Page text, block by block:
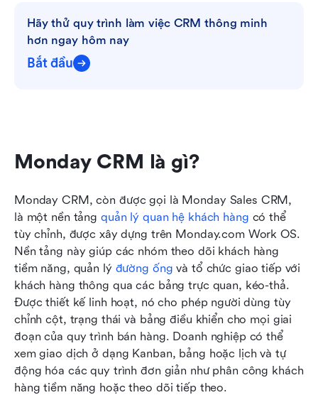
Hãy thử quy trình làm việc CRM thông minh
hơn ngay hôm nay
Bắt đầu
Monday CRM là gì?
Monday CRM, còn được gọi là Monday Sales CRM,
là một nền tảng quản lý quan hệ khách hàng có thể
tùy chỉnh, được xây dựng trên Monday.com Work OS.
Nền tảng này giúp các nhóm theo dõi khách hàng
tiềm năng, quản lý đường ống và tổ chức giao tiếp với
khách hàng thông qua các bảng trực quan, kéo-thả.
Được thiết kế linh hoạt, nó cho phép người dùng tùy
chỉnh cột, trạng thái và bảng điều khiển cho mọi giai
đoạn của quy trình bán hàng. Doanh nghiệp có thể
xem giao dịch ở dạng Kanban, bảng hoặc lịch và tự
động hóa các quy trình đơn giản như phân công khách
hàng tiềm năng hoặc theo dõi tiếp theo.